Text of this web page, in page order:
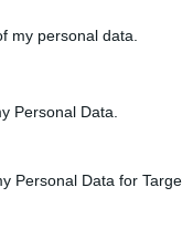
my personal data.
Personal Data.
Personal Data for
de Italia tras el